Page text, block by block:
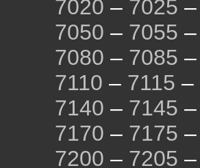
7020 – 7025 –
7050 – 7055 –
7080 – 7085 –
7110 – 7115 –
7140 – 7145 –
7170 – 7175 –
7200 – 7205 –